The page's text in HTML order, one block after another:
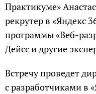
Практикуме»
рекрутер в «Яндекс
программы «Веб-
Дейсс и другие
Встречу проведет
с разработчиками в